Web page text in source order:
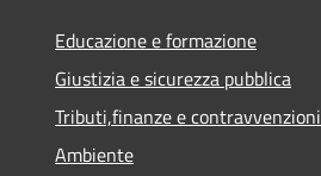
Educazione e formazione
Giustizia e sicurezza pubblica
Tributi,finanze e contravvenzioni
Ambiente